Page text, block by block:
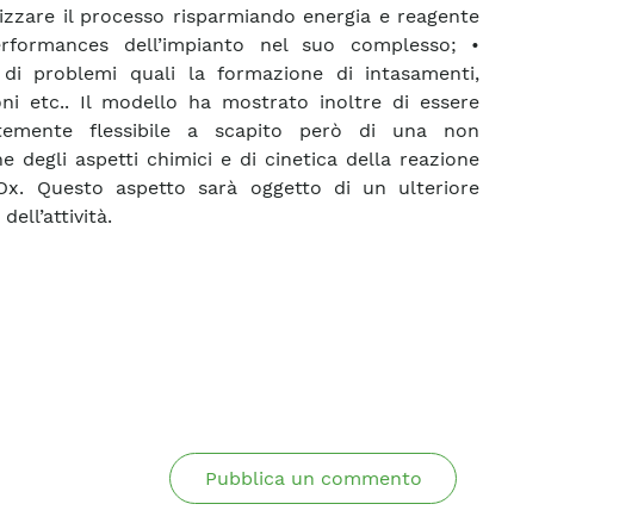
il processo risparmiando energia e reagente
dell’impianto nel suo complesso; •
di problemi quali la formazione di intasamenti,
etc.. Il modello ha mostrato inoltre di essere
flessibile a scapito però di una non
degli aspetti chimici e di cinetica della reazione
Questo aspetto sarà oggetto di un ulteriore
Pubblica un commento